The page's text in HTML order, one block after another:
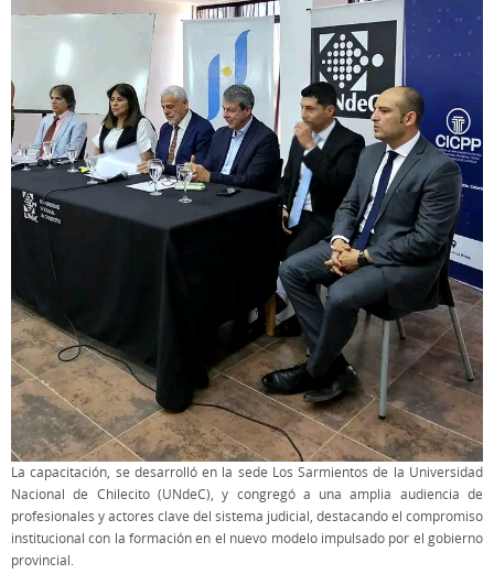
La capacitación, se desarrolló en la sede Los Sarmientos de la Universidad
Nacional de Chilecito (UNdeC), y congregó a una amplia audiencia de
profesionales y actores clave del sistema judicial, destacando el compromiso
institucional con la formación en el nuevo modelo impulsado por el gobierno
provincial.